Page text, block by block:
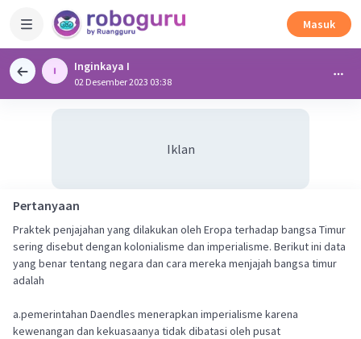
Masuk
Inginkaya I
02 Desember 2023 03:38
Iklan
Pertanyaan
Praktek penjajahan yang dilakukan oleh Eropa terhadap bangsa Timur
sering disebut dengan kolonialisme dan imperialisme. Berikut ini data
yang benar tentang negara dan cara mereka menjajah bangsa timur
adalah
a.pemerintahan Daendles menerapkan imperialisme karena
kewenangan dan kekuasaanya tidak dibatasi oleh pusat